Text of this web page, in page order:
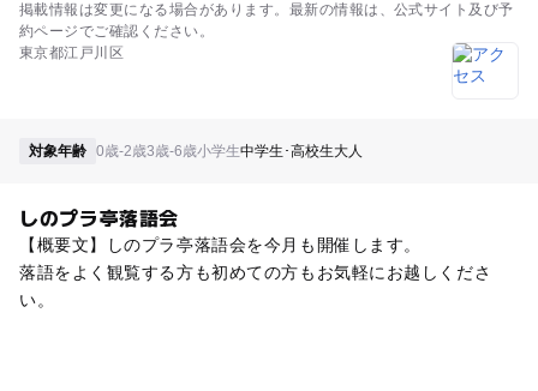
掲載情報は変更になる場合があります。最新の情報は、公式サイト及び予
約ページでご確認ください。
東京都江戸川区
対象年齢 0歳-2歳3歳-6歳小学生中学生･高校生大人
しのプラ亭落語会
【概要文】しのプラ亭落語会を今月も開催します。
落語をよく観覧する方も初めての方もお気軽にお越しくださ
い。